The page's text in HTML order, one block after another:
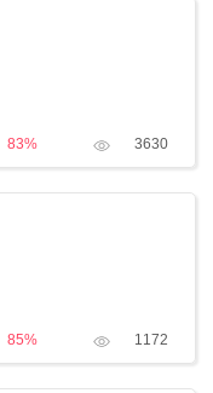
83% 3630
85% 1172